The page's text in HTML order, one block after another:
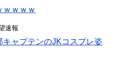
ｗｗｗｗ
速報
キャプテンのJKコスプレ姿